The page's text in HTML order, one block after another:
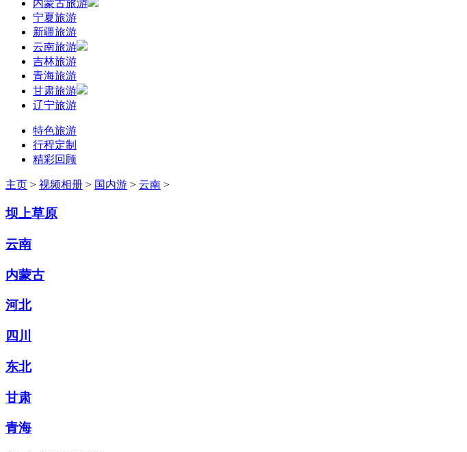
内蒙古旅游
宁夏旅游
新疆旅游
云南旅游
吉林旅游
青海旅游
甘肃旅游
辽宁旅游
特色旅游
行程定制
精彩回顾
主页 > 视频相册 > 国内游 > 云南 >
坝上草原
云南
内蒙古
河北
四川
东北
甘肃
青海